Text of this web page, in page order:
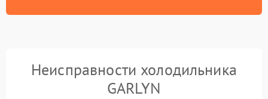
Неисправности холодильника
GARLYN